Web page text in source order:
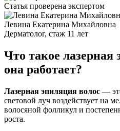
Статья проверена экспертом
Левина Екатерина Михайловна
Дерматолог, стаж 11 лет
Что такое лазерная
она работает?
Лазерная эпиляция волос —
световой луч воздействует на
волосяной фолликул и
роста.